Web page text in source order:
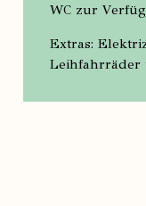
WC zur
Extras:
Leihfahrräder